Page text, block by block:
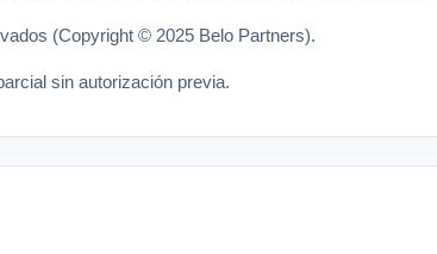
(Copyright © 2025 Belo Partners).
sin autorización previa.